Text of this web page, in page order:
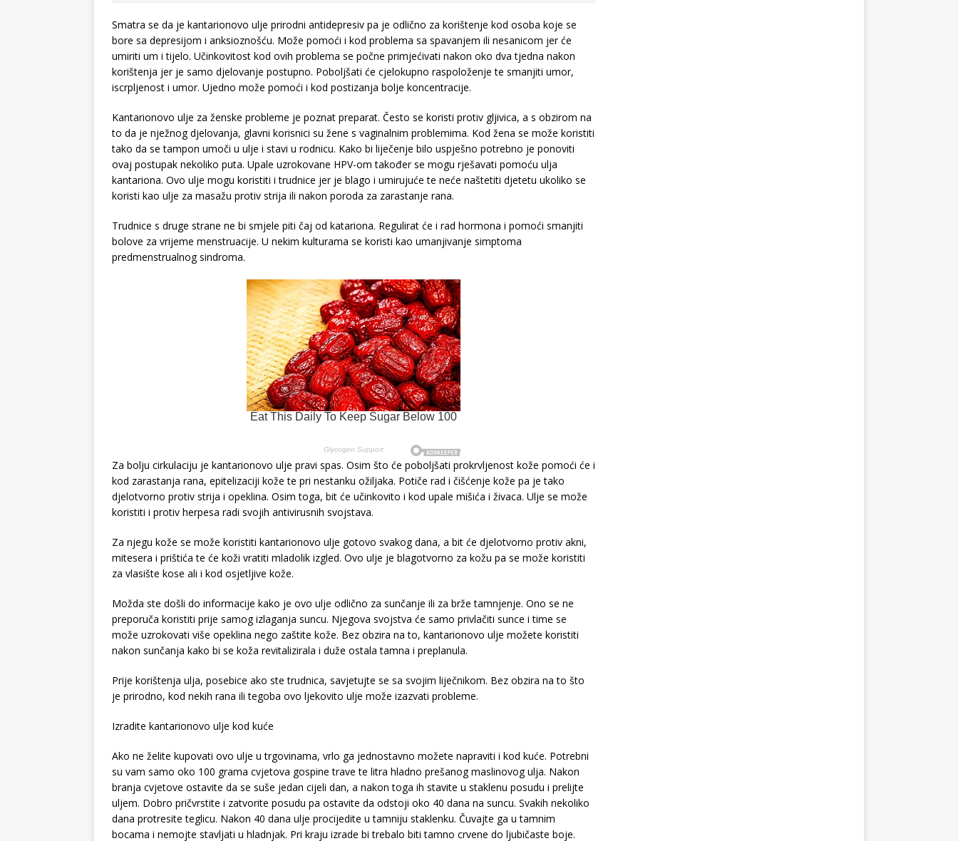
Smatra se da je kantarionovo ulje prirodni antidepresiv pa je odlično za korištenje kod osoba koje se
bore sa depresijom i anksioznošću. Može pomoći i kod problema sa spavanjem ili nesanicom jer će
umiriti um i tijelo. Učinkovitost kod ovih problema se počne primjećivati nakon oko dva tjedna nakon
korištenja jer je samo djelovanje postupno. Poboljšati će cjelokupno raspoloženje te smanjiti umor,
iscrpljenost i umor. Ujedno može pomoći i kod postizanja bolje koncentracije.
Kantarionovo ulje za ženske probleme je poznat preparat. Često se koristi protiv gljivica, a s obzirom na
to da je nježnog djelovanja, glavni korisnici su žene s vaginalnim problemima. Kod žena se može koristiti
tako da se tampon umoči u ulje i stavi u rodnicu. Kako bi liječenje bilo uspješno potrebno je ponoviti
ovaj postupak nekoliko puta. Upale uzrokovane HPV-om također se mogu rješavati pomoću ulja
kantariona. Ovo ulje mogu koristiti i trudnice jer je blago i umirujuće te neće naštetiti djetetu ukoliko se
koristi kao ulje za masažu protiv strija ili nakon poroda za zarastanje rana.
Trudnice s druge strane ne bi smjele piti čaj od katariona. Regulirat će i rad hormona i pomoći smanjiti
bolove za vrijeme menstruacije. U nekim kulturama se koristi kao umanjivanje simptoma
predmenstrualnog sindroma.
Za bolju cirkulaciju je kantarionovo ulje pravi spas. Osim što će poboljšati prokrvljenost kože pomoći će i
kod zarastanja rana, epitelizaciji kože te pri nestanku ožiljaka. Potiče rad i čišćenje kože pa je tako
djelotvorno protiv strija i opeklina. Osim toga, bit će učinkovito i kod upale mišića i živaca. Ulje se može
koristiti i protiv herpesa radi svojih antivirusnih svojstava.
Za njegu kože se može koristiti kantarionovo ulje gotovo svakog dana, a bit će djelotvorno protiv akni,
mitesera i prištića te će koži vratiti mladolik izgled. Ovo ulje je blagotvorno za kožu pa se može koristiti
za vlasište kose ali i kod osjetljive kože.
Možda ste došli do informacije kako je ovo ulje odlično za sunčanje ili za brže tamnjenje. Ono se ne
preporuča koristiti prije samog izlaganja suncu. Njegova svojstva će samo privlačiti sunce i time se
može uzrokovati više opeklina nego zaštite kože. Bez obzira na to, kantarionovo ulje možete koristiti
nakon sunčanja kako bi se koža revitalizirala i duže ostala tamna i preplanula.
Prije korištenja ulja, posebice ako ste trudnica, savjetujte se sa svojim liječnikom. Bez obzira na to što
je prirodno, kod nekih rana ili tegoba ovo ljekovito ulje može izazvati probleme.
Izradite kantarionovo ulje kod kuće
Ako ne želite kupovati ovo ulje u trgovinama, vrlo ga jednostavno možete napraviti i kod kuće. Potrebni
su vam samo oko 100 grama cvjetova gospine trave te litra hladno prešanog maslinovog ulja. Nakon
branja cvjetove ostavite da se suše jedan cijeli dan, a nakon toga ih stavite u staklenu posudu i prelijte
uljem. Dobro pričvrstite i zatvorite posudu pa ostavite da odstoji oko 40 dana na suncu. Svakih nekoliko
dana protresite teglicu. Nakon 40 dana ulje procijedite u tamniju staklenku. Čuvajte ga u tamnim
bocama i nemojte stavljati u hladnjak. Pri kraju izrade bi trebalo biti tamno crvene do ljubičaste boje.